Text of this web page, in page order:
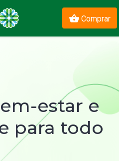
Comprar
estar e
para todo